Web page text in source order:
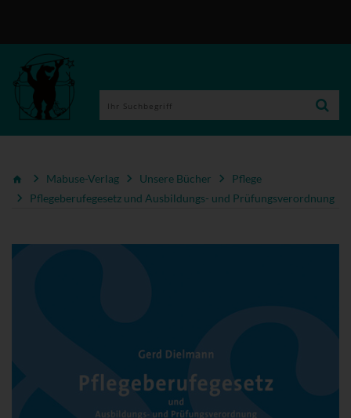
Mabuse-Verlag Unsere Bücher
Pflege
Pflegeberufegesetz und Ausbildungs- und Prüfungsverordnung